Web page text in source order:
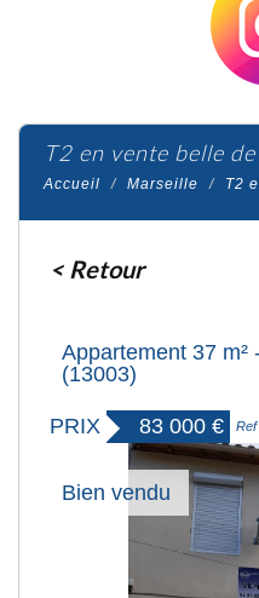
t2 en vente belle
Accueil Marseille T2
< Retour
Appartement 37
(13003)
PRIX 83 000 € Ref
Bien vendu